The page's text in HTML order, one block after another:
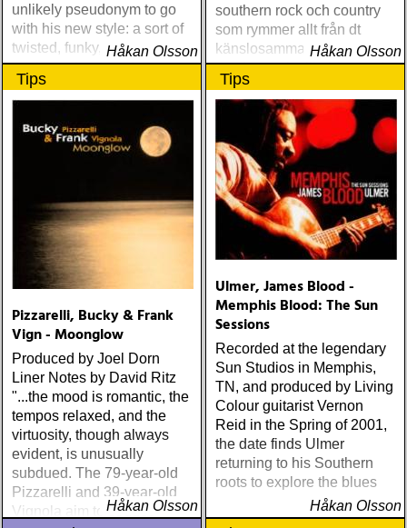
unlikely pseudonym to go
with his new style: a sort of
twisted, funky, neo-juke-
joint avant-gut-bucket.
Please meet Lafayette
Gilchrist
Håkan Olsson
southern rock och country
som rymmer allt från dt
känslosamma och
sentimentala till ohämmad
pang-på-rödbetan-rock
Håkan Olsson
Tips
Pizzarelli, Bucky & Frank
Vign - Moonglow
Produced by Joel Dorn
Liner Notes by David Ritz
"...the mood is romantic, the
tempos relaxed, and the
virtuosity, though always
evident, is unusually
subdued. The 79-year-old
Pizzarelli and 39-year-old
Vignola aim to seduce
Håkan Olsson
Tips
Ulmer, James Blood -
Memphis Blood: The Sun
Sessions
Recorded at the legendary
Sun Studios in Memphis,
TN, and produced by Living
Colour guitarist Vernon
Reid in the Spring of 2001,
the date finds Ulmer
returning to his Southern
roots to explore the blues
Håkan Olsson